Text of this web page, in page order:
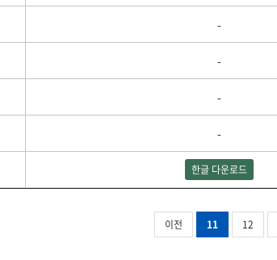
-
-
-
-
한글 다운로드
이전 11 12